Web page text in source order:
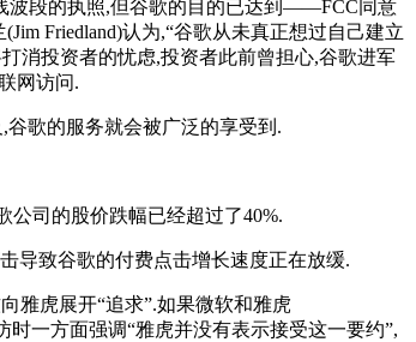
波段的执照,但谷歌的目的已达到——FCC同意
Friedland)认为,“谷歌从未真正想过自己建立
消投资者的忧虑,投资者此前曾担心,谷歌进军
网访问.
歌的服务就会被广泛的享受到.
公司的股价跌幅已经超过了40%.
导致谷歌的付费点击增长速度正在放缓.
雅虎展开“追求”.如果微软和雅虎
一方面强调“雅虎并没有表示接受这一要约”,